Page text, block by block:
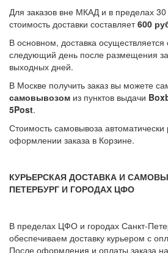
Для заказов вне МКАД и в пределах
стоимость доставки составляет600
В основном, доставка
следующий день после размещения
выходных дней.
В Москве получить заказ вы можете
самовывозом из пунктов выдачи
5Post.
Стоимость самовывоза автоматически
оформлении заказа в Корзине.
КУРЬЕРСКАЯ ДОСТАВКА И
ПЕТЕРБУРГ И ГОРОДАХ ЦФО
В пределах ЦФО и городах Санкт-
обеспечиваем доставку курьером с
После оформления и оплаты заказа